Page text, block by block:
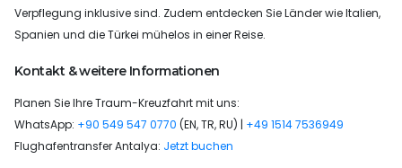
Verpflegung inklusive sind. Zudem entdecken Sie Länder wie Italien,
Spanien und die Türkei mühelos in einer Reise.
Kontakt & weitere Informationen
Planen Sie Ihre Traum-Kreuzfahrt mit uns:
WhatsApp: +90 549 547 0770 (EN, TR, RU) | +49 1514 7536949
Flughafentransfer Antalya: Jetzt buchen